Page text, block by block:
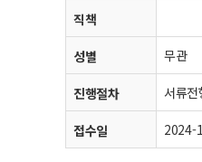
직책
성별 무관
진행절차 서류
접수일 2024-